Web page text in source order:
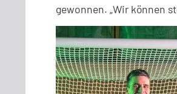
gewonnen. „Wir können